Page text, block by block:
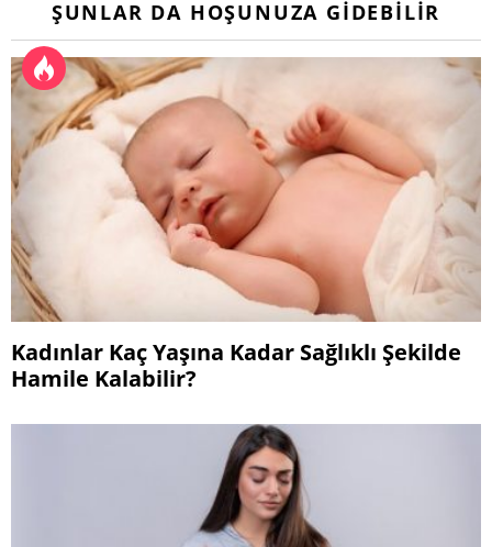
ŞUNLAR DA HOŞUNUZA GIDEBILIR
Kadınlar Kaç Yaşına Kadar Sağlıklı Şekilde
Hamile Kalabilir?